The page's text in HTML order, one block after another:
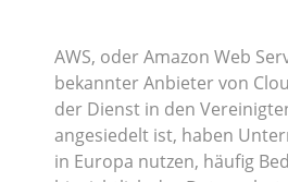
AWS, oder Amazon Web
bekannter Anbieter von
der Dienst in den
angesiedelt ist, haben
in Europa nutzen, häufig